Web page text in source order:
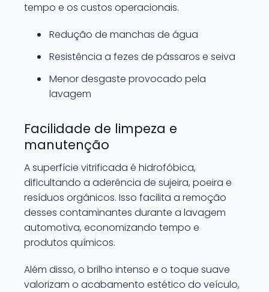
tempo e os custos operacionais.
Redução de manchas de água
Resistência a fezes de pássaros e seiva
Menor desgaste provocado pela
lavagem
Facilidade de limpeza e
manutenção
A superfície vitrificada é hidrofóbica,
dificultando a aderência de sujeira, poeira e
resíduos orgânicos. Isso facilita a remoção
desses contaminantes durante a lavagem
automotiva, economizando tempo e
produtos químicos.
Além disso, o brilho intenso e o toque suave
valorizam o acabamento estético do veículo,